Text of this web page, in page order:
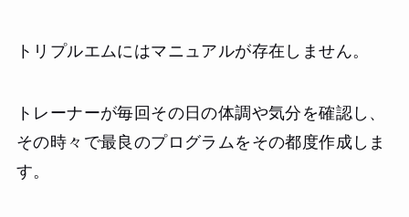
トリプルエムにはマニュアルが存在しません。
トレーナーが毎回その日の体調や気分を確認し、
その時々で最良のプログラムをその都度作成しま
す。